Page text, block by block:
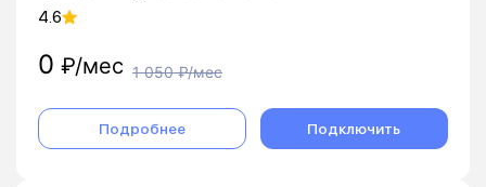
4.6
0 ₽/мес 1 050₽/мес
Подробнее Подключить